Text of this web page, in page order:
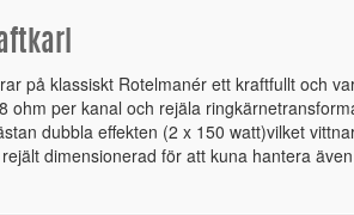
på klassiskt Rotelmanér ett kraftfullt och
ohm per kanal och rejäla
dubbla effekten (2 x 150 watt)vilket
dimensionerad för att kuna hantera